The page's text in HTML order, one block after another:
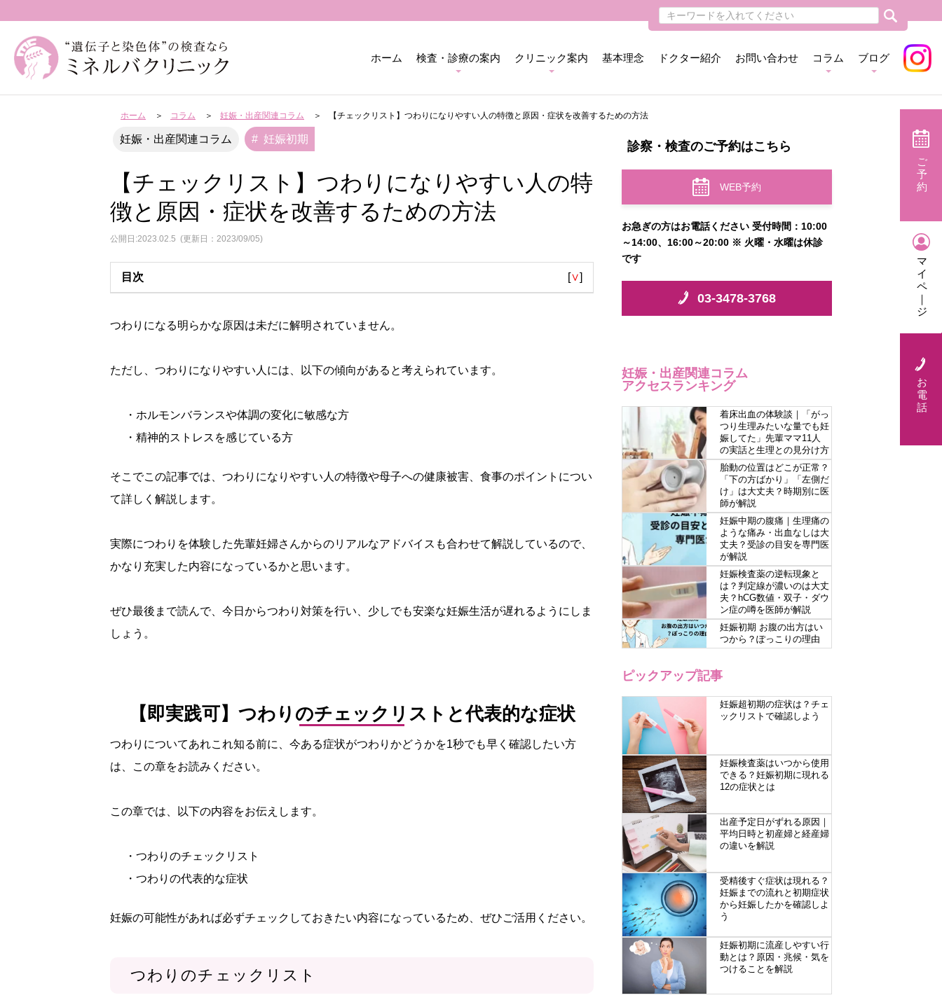
ホーム 検査・診療の案内 クリニック案内 基本理念 ドクター紹介 お問い合わせ コラム ブログ
ホーム コラム 妊娠・出産関連コラム 【チェックリスト】つわりになりやすい人の特徴と原因・症状を改善するための方法
妊娠・出産関連コラム 妊娠初期
【チェックリスト】つわりになりやすい人の特
徴と原因・症状を改善するための方法
公開日:2023.02.5 (更新日：2023/09/05)
目次 [∨]
つわりになる明らかな原因は未だに解明されていません。
ただし、つわりになりやすい人には、以下の傾向があると考えられています。
・ホルモンバランスや体調の変化に敏感な方
・精神的ストレスを感じている方
そこでこの記事では、つわりになりやすい人の特徴や母子への健康被害、食事のポイントについ
て詳しく解説します。
実際につわりを体験した先輩妊婦さんからのリアルなアドバイスも合わせて解説しているので、
かなり充実した内容になっているかと思います。
ぜひ最後まで読んで、今日からつわり対策を行い、少しでも安楽な妊娠生活が遅れるようにしま
しょう。
【即実践可】つわりのチェックリストと代表的な症状
つわりについてあれこれ知る前に、今ある症状がつわりかどうかを1秒でも早く確認したい方
は、この章をお読みください。
この章では、以下の内容をお伝えします。
・つわりのチェックリスト
・つわりの代表的な症状
妊娠の可能性があれば必ずチェックしておきたい内容になっているため、ぜひご活用ください。
つわりのチェックリスト
診察・検査のご予約はこちら
WEB予約
お急ぎの方はお電話ください 受付時間：10:00
～14:00、16:00～20:00 ※ 火曜・水曜は休診
です
03-3478-3768
妊娠・出産関連コラム
アクセスランキング
着床出血の体験談｜「がっ
つり生理みたいな量でも妊
娠してた」先輩ママ11人
の実話と生理との見分け方
胎動の位置はどこが正常？
「下の方ばかり」「左側だ
け」は大丈夫？時期別に医
師が解説
妊娠中期の腹痛｜生理痛の
ような痛み・出血なしは大
丈夫？受診の目安を専門医
が解説
妊娠検査薬の逆転現象と
は？判定線が濃いのは大丈
夫？hCG数値・双子・ダウ
ン症の噂を医師が解説
妊娠初期 お腹の出方はい
つから？ぽっこりの理由
ピックアップ記事
妊娠超初期の症状は？チェ
ックリストで確認しよう
妊娠検査薬はいつから使用
できる？妊娠初期に現れる
12の症状とは
出産予定日がずれる原因｜
平均日時と初産婦と経産婦
の違いを解説
受精後すぐ症状は現れる？
妊娠までの流れと初期症状
から妊娠したかを確認しよ
う
妊娠初期に流産しやすい行
動とは？原因・兆候・気を
つけることを解説
ご
予
約
マ
イ
ペ
｜
ジ
お
電
話